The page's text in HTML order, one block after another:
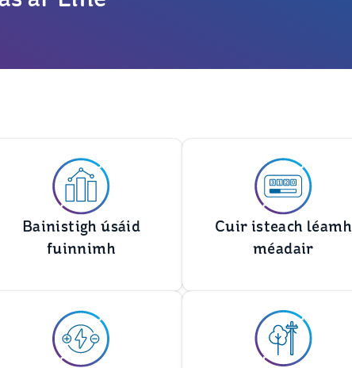
Bainistigh úsáid
fuinnimh
Cuir isteach léamh
méadair